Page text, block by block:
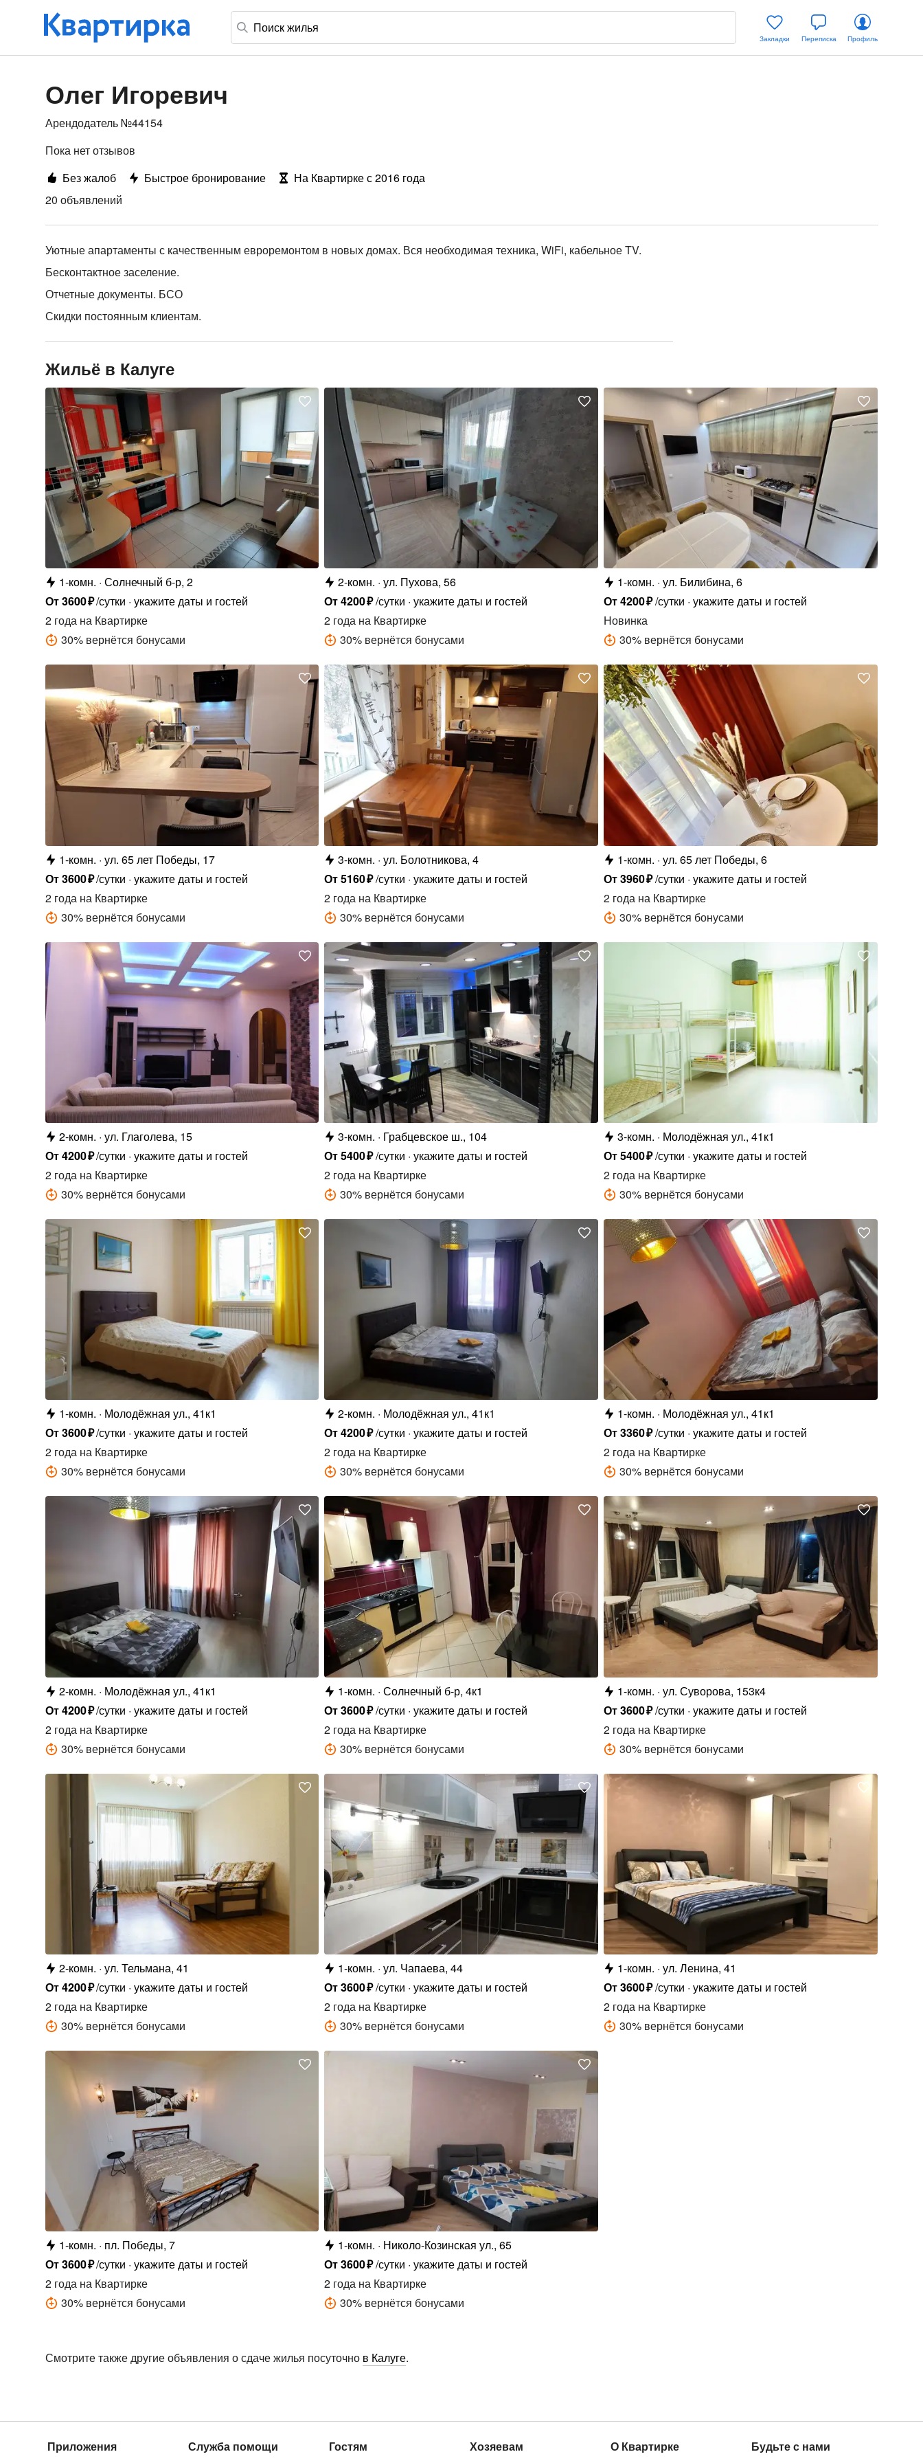
Закладки Переписка Профиль
Олег Игоревич
Арендодатель №44154
Пока нет отзывов
Без жалоб
Быстрое бронирование
На Квартирке с 2016 года
20 объявлений
Уютные апартаменты с качественным евроремонтом в новых домах. Вся необходимая техника, WiFi, кабельное TV.
Бесконтактное заселение.
Отчетные документы. БСО
Скидки постоянным клиентам.
Жильё в Калуге
1-комн. Солнечный б-р, 2
От3600₽/сутки укажите даты и гостей
2 годана Квартирке
30% вернётся бонусами
2-комн. ул. Пухова, 56
От4200₽/сутки укажите даты и гостей
2 года на Квартирке
30% вернётся бонусами
1-комн. ул. Билибина, 6
От4200₽/сутки укажите даты и гостей
Новинка
30% вернётся бонусами
1-комн. ул. 65 лет Победы, 17
От3600₽/сутки укажите даты и гостей
2 годана Квартирке
30% вернётся бонусами
3-комн. ул. Болотникова, 4
От5160₽/сутки укажите даты и гостей
2 года на Квартирке
30% вернётся бонусами
1-комн. ул. 65 лет Победы, 6
От3960₽/сутки укажите даты и гостей
2 года на Квартирке
30% вернётся бонусами
2-комн. ул. Глаголева, 15
От4200₽/сутки укажите даты и гостей
2 годана Квартирке
30% вернётся бонусами
3-комн.
Грабцевское ш., 104
От5400₽/сутки укажите даты и гостей
2 года на Квартирке
30% вернётся бонусами
3-комн.
Молодёжная ул., 41к1
От5400₽/сутки укажите даты и гостей
2 года на Квартирке
30% вернётся бонусами
1-комн.
Молодёжная ул., 41к1
От3600₽/сутки укажите даты и гостей
2 годана Квартирке
30% вернётся бонусами
2-комн.
Молодёжная ул., 41к1
От4200₽/сутки укажите даты и гостей
2 года на Квартирке
30% вернётся бонусами
1-комн.
Молодёжная ул., 41к1
От3360₽/сутки укажите даты и гостей
2 года на Квартирке
30% вернётся бонусами
2-комн.
Молодёжная ул., 41к1
От4200₽/сутки укажите даты и гостей
2 годана Квартирке
30% вернётся бонусами
1-комн. Солнечный б-р, 4к1
От3600₽/сутки укажите даты и гостей
2 года на Квартирке
30% вернётся бонусами
1-комн. ул. Суворова, 153к4
От3600₽/сутки укажите даты и гостей
2 года на Квартирке
30% вернётся бонусами
2-комн. ул. Тельмана, 41
От4200₽/сутки укажите даты и гостей
2 годана Квартирке
30% вернётся бонусами
1-комн. ул. Чапаева, 44
От3600₽/сутки укажите даты и гостей
2 года на Квартирке
30% вернётся бонусами
1-комн. ул. Ленина, 41
От3600₽/сутки укажите даты и гостей
2 года на Квартирке
30% вернётся бонусами
1-комн.
пл. Победы, 7
От3600₽/сутки укажите даты и гостей
2 годана Квартирке
30% вернётся бонусами
1-комн.
Николо-Козинская ул., 65
От3600₽/сутки укажите даты и гостей
2 года на Квартирке
30% вернётся бонусами
Смотрите также другие объявления о сдаче жилья посуточно в Калуге.
Приложения Служба помощи Гостям Хозяевам О Квартирке Будьте с нами